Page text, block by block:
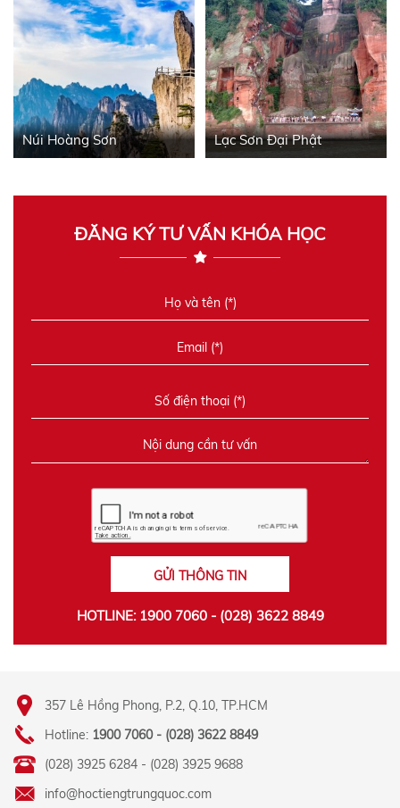
Núi Hoàng Sơn Lạc Sơn Đại Phật
ĐĂNG KÝ TƯ VẤN KHÓA HỌC
GỬI THÔNG TIN
HOTLINE: 1900 7060 - (028) 3622 8849
357 Lê Hồng Phong, P.2, Q.10, TP.HCM
Hotline: 1900 7060 - (028) 3622 8849
(028) 3925 6284 - (028) 3925 9688
info@hoctiengtrungquoc.com